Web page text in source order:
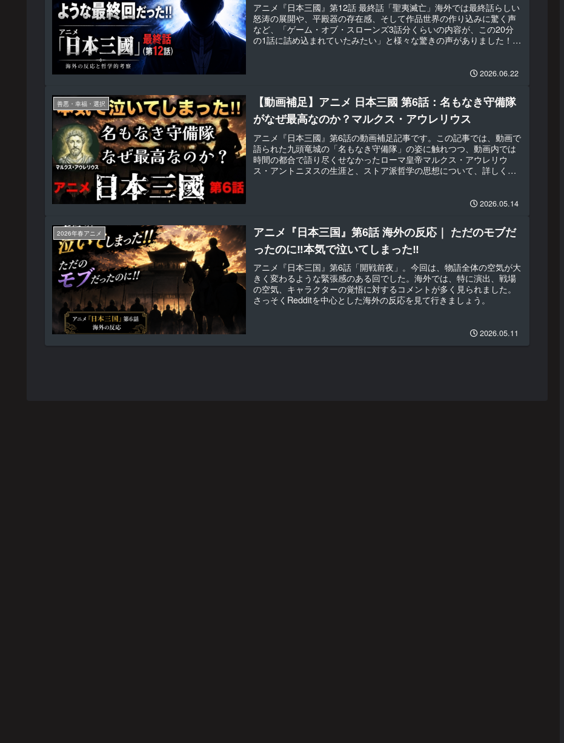
アニメ『日本三國』第12話 最終話「聖夷滅亡」海外では最終話らしい
怒涛の展開や、平殿器の存在感、そして作品世界の作り込みに驚く声
など、「ゲーム・オブ・スローンズ3話分くらいの内容が、この20分
の1話に詰め込まれていたみたい」と様々な驚きの声がありました！さ
2026.06.22
善悪・幸福・選択
【動画補足】アニメ 日本三國 第6話：名もなき守備隊
がなぜ最高なのか？マルクス・アウレリウス
アニメ『日本三國』第6話の動画補足記事です。この記事では、動画で
語られた九頭竜城の「名もなき守備隊」の姿に触れつつ、動画内では
時間の都合で語り尽くせなかったローマ皇帝マルクス・アウレリウ
ス・アントニヌスの生涯と、ストア派哲学の思想について、詳しく掘
2026.05.14
2026年春アニメ
アニメ『日本三国』第6話 海外の反応｜ ただのモブだ
ったのに‼本気で泣いてしまった‼
アニメ『日本三国』第6話「開戦前夜」。今回は、物語全体の空気が大
きく変わるような緊張感のある回でした。海外では、特に演出、戦場
の空気、キャラクターの覚悟に対するコメントが多く見られました。
さっそくRedditを中心とした海外の反応を見て行きましょう。
2026.05.11